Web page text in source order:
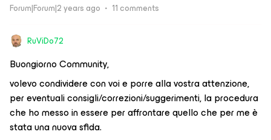
Forum|Forum|2 years ago 11 comments
RuViDo72
Buongiorno Community,
volevo condividere con voi e porre alla vostra attenzione,
per eventuali consigli/correzioni/suggerimenti, la procedura
che ho messo in essere per affrontare quello che per me è
stata una nuova sfida.